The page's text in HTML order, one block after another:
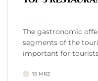
The gastronomic
segments of the
important for
excellent foundation
15 MRZ